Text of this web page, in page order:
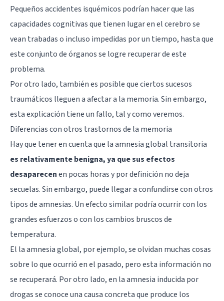
Pequeños accidentes isquémicos podrían hacer que las
capacidades cognitivas que tienen lugar en el cerebro se
vean trabadas o incluso impedidas por un tiempo, hasta que
este conjunto de órganos se logre recuperar de este
problema.
Por otro lado, también es posible que ciertossucesos
traumáticos lleguen a afectar a la memoria. Sin embargo,
esta explicación tiene un fallo, tal y como veremos.
Diferencias con otros trastornos de la memoria
Hay que tener en cuenta que la amnesia global transitoria
es relativamente benigna, ya que sus efectos
desaparecenen pocas horas y por definición no deja
secuelas. Sin embargo, puede llegar a confundirse con otros
tipos de amnesias. Un efecto similar podría ocurrir con los
grandes esfuerzos o con los cambios bruscos de
temperatura.
El la amnesia global, por ejemplo, se olvidan muchas cosas
sobre lo que ocurrió en el pasado, pero esta información no
se recuperará. Por otro lado, en la amnesia inducida por
drogas se conoce una causa concreta que produce los